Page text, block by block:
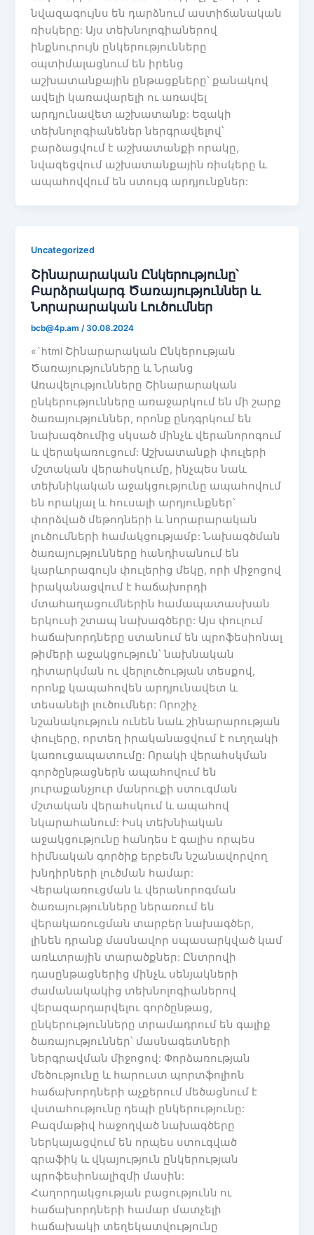
նվազագույնս են դարձնում աստիճանական
ռիսկերը: Այս տեխնոլոգիաներով
ինքնուրույն ընկերությունները
օպտիմալացնում են իրենց
աշխատանքային ընթացքները՝ քանակով
ավելի կառավարելի ու առավել
արդյունավետ աշխատանք: Եզակի
տեխնոլոգիանեներ ներգրավելով՝
բարձացվում է աշխատանքի որակը,
նվազեցվում աշխատանքային ռիսկերը և
ապահովվում են ստույգ արդյունքներ:
Uncategorized
Շինարարական Ընկերությունը՝
Բարձրակարգ Ծառայություններ և
Նորարարական Լուծումներ
bcb@4p.am/30.08.2024
«`html Շինարարական Ընկերության
Ծառայությունները և Նրանց
Առավելությունները Շինարարական
ընկերությունները առաջարկում են մի շարք
ծառայություններ, որոնք ընդգրկում են
նախագծումից սկսած մինչև վերանորոգում
և վերակառուցում: Աշխատանքի փուլերի
մշտական վերահսկումը, ինչպես նաև
տեխնիկական աջակցությունը ապահովում
են որակյալ և հուսալի արդյունքներ՝
փորձված մեթոդների և նորարարական
լուծումների համակցությամբ: Նախագծման
ծառայությունները հանդիսանում են
կարևորագույն փուլերից մեկը, որի միջոցով
իրականացվում է հաճախորդի
մտահաղացումներին համապատասխան
երկուսի շտապ նախագծերը: Այս փուլում
հաճախորդները ստանում են պրոֆեսիոնալ
թիմերի աջակցություն՝ նախնական
դիտարկման ու վերլուծության տեսքով,
որոնք կապահովեն արդյունավետ և
տեսանելի լուծումներ: Որոշիչ
նշանակություն ունեն նաև շինարարության
փուլերը, որտեղ իրականացվում է ուղղակի
կառուցապատումը: Որակի վերահսկման
գործընթացներն ապահովում են
յուրաքանչյուր մանրուքի ստուգման
մշտական վերահսկում և ապահով
նկարահանում: Իսկ տեխնիական
աջակցությունը հանդես է գալիս որպես
հիմնական գործիք երբեմն նշանավորվող
խնդիրների լուծման համար:
Վերակառուցման և վերանորոգման
ծառայությունները ներառում են
վերակառուցման տարբեր նախագծեր,
լինեն դրանք մասնավոր սպասարկված կամ
առևտրային տարածքներ: Ընտրովի
դասընթացներից մինչև սենյակների
ժամանակակից տեխնոլոգիաներով
վերազարդարվելու գործընթաց,
ընկերությունները տրամադրում են գալիք
ծառայություններ՝ մասնագետների
ներգրավման միջոցով: Փորձառության
մեծությունը և հարուստ պորտֆոլիոն
հաճախորդների աչքերում մեծացնում է
վստահությունը դեպի ընկերությունը:
Բազմաթիվ հաջողված նախագծերը
ներկայացվում են որպես ստուգված
գրաֆիկ և վկայություն ընկերության
պրոֆեսիոնալիզմի մասին:
Հաղորդակցության բացությունն ու
հաճախորդների համար մատչելի
հաճախակի տեղեկատվությունը